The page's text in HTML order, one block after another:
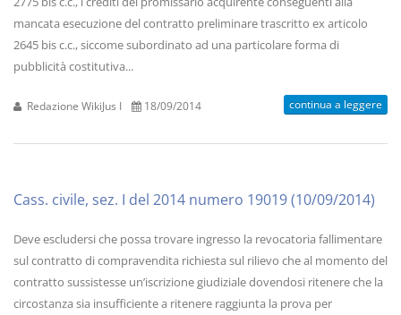
mancata esecuzione del contratto preliminare trascritto ex articolo
2645 bis c.c., siccome subordinato ad una particolare forma di
pubblicità costitutiva...
Redazione WikiJus I 18/09/2014 continua a leggere
Cass. civile, sez. I del 2014 numero 19019 (10/09/2014)
Deve escludersi che possa trovare ingresso la revocatoria fallimentare
sul contratto di compravendita richiesta sul rilievo che al momento del
contratto sussistesse un’iscrizione giudiziale dovendosi ritenere che la
circostanza sia insufficiente a ritenere raggiunta la prova per